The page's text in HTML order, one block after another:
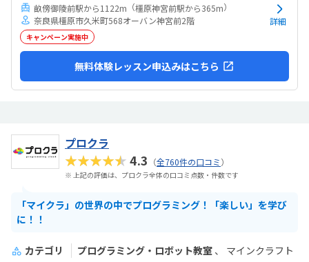
畝傍御陵前駅から1122m （橿原神宮前駅から365m）
奈良県橿原市久米町568オーバン神宮前2階
キャンペーン実施中
詳細
無料体験レッスン申込みはこちら
プロクラ
★★★★★4.3 （全760件の口コミ）
※ 上記の評価は、プロクラ全体の口コミ点数・件数です
「マイクラ」の世界の中でプログラミング！「楽しい」を学び
に！！
カテゴリ プログラミング・ロボット教室 マインクラフト